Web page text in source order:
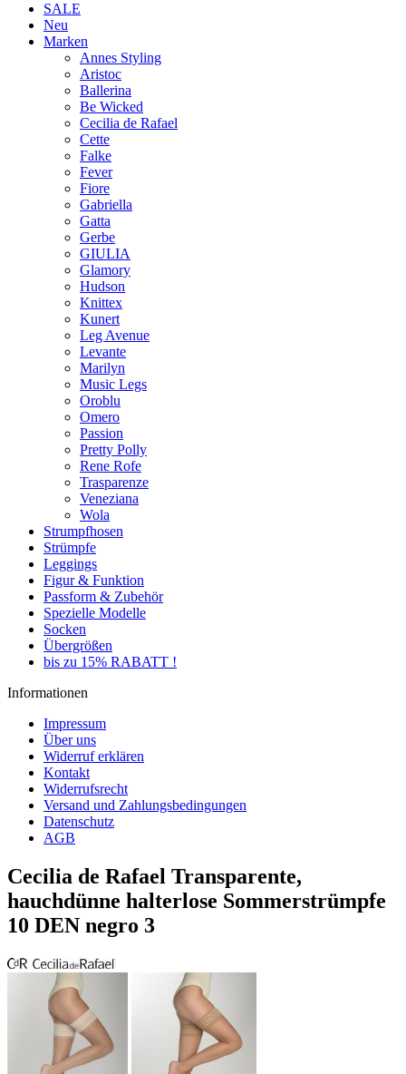
SALE
Neu
Marken
Annes Styling
Aristoc
Ballerina
Be Wicked
Cecilia de Rafael
Cette
Falke
Fever
Fiore
Gabriella
Gatta
Gerbe
GIULIA
Glamory
Hudson
Knittex
Kunert
Leg Avenue
Levante
Marilyn
Music Legs
Oroblu
Omero
Passion
Pretty Polly
Rene Rofe
Trasparenze
Veneziana
Wola
Strumpfhosen
Strümpfe
Leggings
Figur & Funktion
Passform & Zubehör
Spezielle Modelle
Socken
Übergrößen
bis zu 15% RABATT !
Informationen
Impressum
Über uns
Widerruf erklären
Kontakt
Widerrufsrecht
Versand und Zahlungsbedingungen
Datenschutz
AGB
Cecilia de Rafael Transparente,
hauchdünne halterlose Sommerstrümpfe
10 DEN negro 3